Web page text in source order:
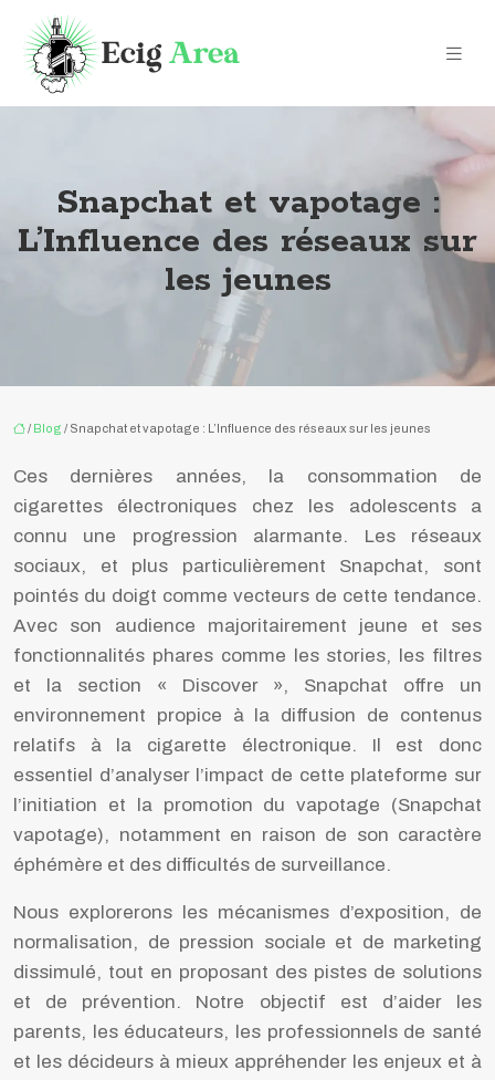
Snapchat et vapotage :
L’Influence des réseaux sur
les jeunes
/ Blog / Snapchat et vapotage : L’Influence des réseaux sur les jeunes
Ces dernières années, la consommation de
cigarettes électroniques chez les adolescents a
connu une progression alarmante. Les réseaux
sociaux, et plus particulièrement Snapchat, sont
pointés du doigt comme vecteurs de cette tendance.
Avec son audience majoritairement jeune et ses
fonctionnalités phares comme les stories, les filtres
et la section « Discover », Snapchat offre un
environnement propice à la diffusion de contenus
relatifs à la cigarette électronique. Il est donc
essentiel d’analyser l’impact de cette plateforme sur
l’initiation et la promotion du vapotage (Snapchat
vapotage), notamment en raison de son caractère
éphémère et des difficultés de surveillance.
Nous explorerons les mécanismes d’exposition, de
normalisation, de pression sociale et de marketing
dissimulé, tout en proposant des pistes de solutions
et de prévention. Notre objectif est d’aider les
parents, les éducateurs, les professionnels de santé
et les décideurs à mieux appréhender les enjeux et à